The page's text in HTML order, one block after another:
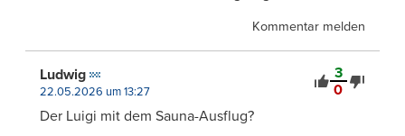
Kommentar melden
3
0
Ludwig
22.05.2026 um 13:27
Der Luigi mit dem Sauna-Ausflug?